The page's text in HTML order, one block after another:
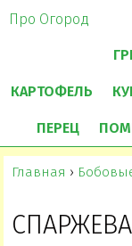
Про Огород
КАРТОФЕЛЬ
ПЕРЕЦ
Главная ›